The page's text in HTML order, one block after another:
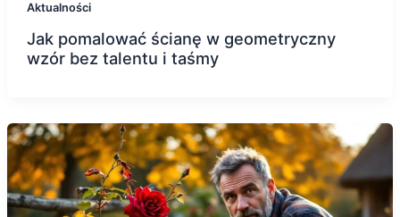
Aktualności
Jak pomalować ścianę w geometryczny
wzór bez talentu i taśmy